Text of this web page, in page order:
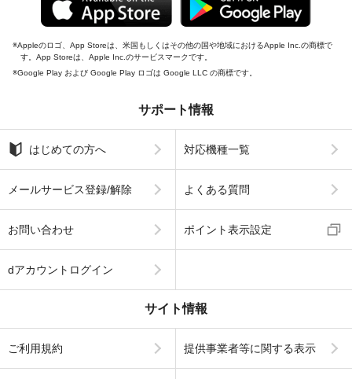
Appleのロゴ、App Storeは、米国もしくはその他の国や地域におけるApple Inc.の商標で
す。App Storeは、Apple Inc.のサービスマークです。
Google Play および Google Play ロゴは Google LLC の商標です。
サポート情報
はじめての方へ 対応機種一覧
メールサービス登録/解除 よくある質問
お問い合わせ ポイント表示設定
dアカウントログイン
サイト情報
ご利用規約 提供事業者等に関する表示